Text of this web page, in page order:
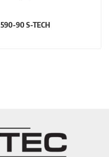
90 S-TECH